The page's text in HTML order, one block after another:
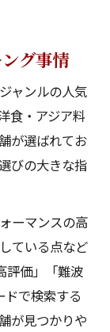
順ガイド
きの魅力
コツ
い店情報
ろう
歩き体験
る秘訣
グ事情
ャンルの人気
食・アジア料
が選ばれてお
びの大きな指
ーマンスの高
ている点など
評価」「難波
で検索する
が見つかりや